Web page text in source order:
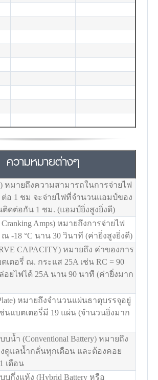
ความหมายต่างๆ
หมายถึงความสามารถในการจ่ายไฟ
ต่อ 1 ชม จะจ่ายไฟที่จำนวนแอมป์ของ
ติดต่อกัน 1 ชม. (แอมป์ยิ่งสูงยิ่งดี)
Cranking Amps) หมายถึงการจ่ายไฟ
ณ -18 °C นาน 30 วินาที (ค่ายิ่งสูงยิ่งดี)
CAPACITY) หมายถึง ค่าของการ
เตอรี่ ณ. กระแส 25A เช่น RC = 90
อยไฟได้ 25A นาน 90 นาที (ค่ายิ่งมาก
หมายถึงจำนวนแผ่นธาตุบรรจุอยู่
นแบตเตอรี่มี 19 แผ่น (จำนวนยิ่งมาก
บน้ำ (Conventional Battery) หมายถึง
ดูแลน้ำกลั่นทุกเดือน และต้องคอย
เดือน
บกึ่งแห้ง (Hybrid Battery หรือ